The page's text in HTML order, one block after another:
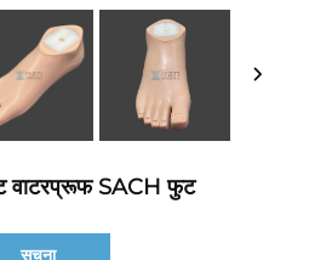
वाटरप्रूफ SACH फुट
सूचना